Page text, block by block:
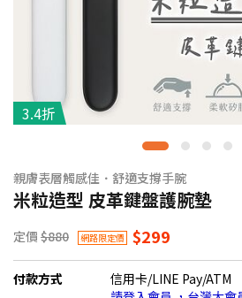
3.4折
親膚表層觸感佳．舒適支撐手腕
米粒造型 皮革鍵盤護腕墊
定價 $880 網路限定價 $299
付款方式
信用卡/LINE Pay/ATM